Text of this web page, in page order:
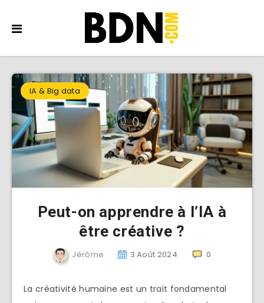
IA & Big data
Peut-on apprendre à l’IA à
être créative ?
Jérôme 3 Août 2024 0
La créativité humaine est un trait fondamental